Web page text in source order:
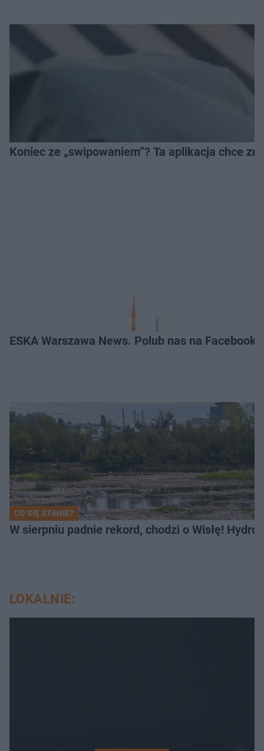
Koniec ze „swipowaniem”? Ta aplikacja chce
ESKA Warszawa News. Polub nas na
CO SIĘ STANIE?
W sierpniu padnie rekord, chodzi o Wisłę!
LOKALNIE: